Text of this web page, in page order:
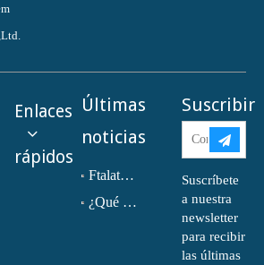
Enlaces
rápidos
Últimas
noticias
Ftalato de dioctilo (DOP) CAS NO.:117-81-7
¿Qué es la monoetanolamina (MEA)?
Suscribir
Suscríbete
a nuestra
newsletter
para recibir
las últimas